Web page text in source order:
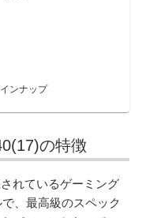
ンナップ
の特徴
れているゲーミング
、最高級のスペック